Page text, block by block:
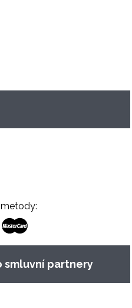
smluvní partnery